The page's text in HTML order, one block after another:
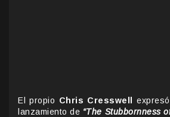
El propio Chris Cresswell
lanzamiento de “The Stubbornness